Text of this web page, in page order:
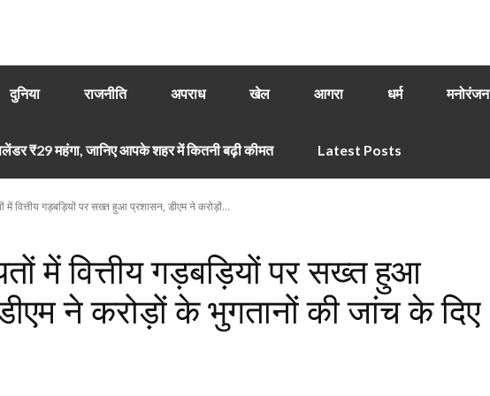
दुनिया राजनीति अपराध खेल आगरा धर्म मनोरंजन
₹29 महंगा, जानिए आपके शहर में कितनी बढ़ी कीमत Latest Posts
में वित्तीय गड़बड़ियों पर सख्त हुआ प्रशासन, डीएम ने करोड़ों...
में वित्तीय गड़बड़ियों पर सख्त हुआ
ने करोड़ों के भुगतानों की जांच के दिए